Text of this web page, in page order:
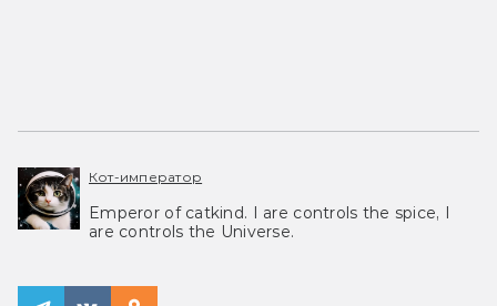
Кот-император
Emperor of catkind. I are controls the spice, I
are controls the Universe.